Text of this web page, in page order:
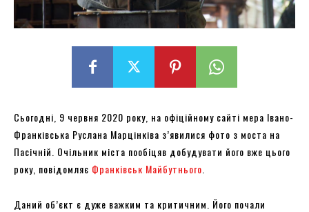
Сьогодні, 9 червня 2020 року, на офіційному сайті мера Івано-
Франківська Руслана Марцінківа з’явилися фото з моста на
Пасічній. Очільник міста пообіцяв добудувати його вже цього
року, повідомляє Франківськ Майбутнього
Даний об’єкт є дуже важким та критичним. Його почали